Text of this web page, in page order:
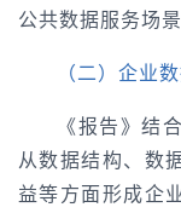
公共数据服务场
（二）企业
《报告》结
从数据结构、数
益等方面形成企